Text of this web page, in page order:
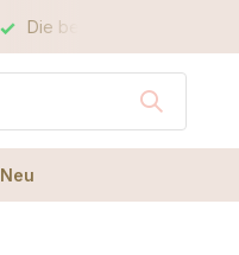
Der beste Service
Neu